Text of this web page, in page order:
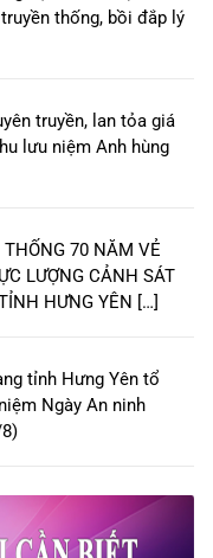
thống, bồi đắp lý
truyền, lan tỏa giá
lưu niệm Anh hùng
70 NĂM VẺ
LƯỢNG CẢNH SÁT
HƯNG YÊN […]
tỉnh Hưng Yên tổ
Ngày An ninh